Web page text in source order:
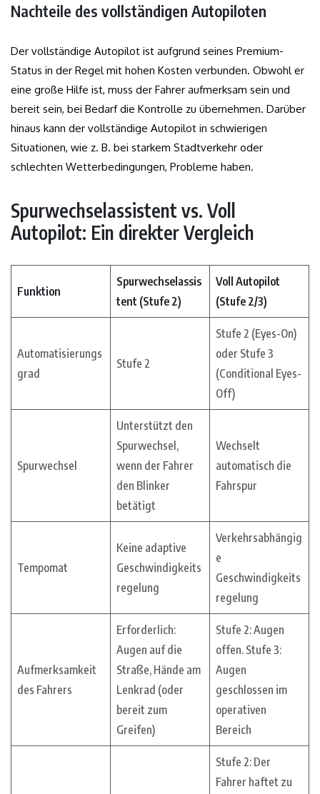
Nachteile des vollständigen Autopiloten
Der vollständige Autopilot ist aufgrund seines Premium-
Status in der Regel mit hohen Kosten verbunden. Obwohl er
eine große Hilfe ist, muss der Fahrer aufmerksam sein und
bereit sein, bei Bedarf die Kontrolle zu übernehmen. Darüber
hinaus kann der vollständige Autopilot in schwierigen
Situationen, wie z. B. bei starkem Stadtverkehr oder
schlechten Wetterbedingungen, Probleme haben.
Spurwechselassistent vs. Voll
Autopilot: Ein direkter Vergleich
Funktion
Spurwechselassis
tent (Stufe 2)
Voll Autopilot
(Stufe 2/3)
Automatisierungs
grad
Stufe 2
Stufe 2 (Eyes-On)
oder Stufe 3
(Conditional Eyes-
Off)
Spurwechsel
Unterstützt den
Spurwechsel,
wenn der Fahrer
den Blinker
betätigt
Wechselt
automatisch die
Fahrspur
Tempomat
Keine adaptive
Geschwindigkeits
regelung
Verkehrsabhängig
e
Geschwindigkeits
regelung
Aufmerksamkeit
des Fahrers
Erforderlich:
Augen auf die
Straße, Hände am
Lenkrad (oder
bereit zum
Greifen)
Stufe 2: Augen
offen. Stufe 3:
Augen
geschlossen im
operativen
Bereich
Stufe 2: Der
Fahrer haftet zu